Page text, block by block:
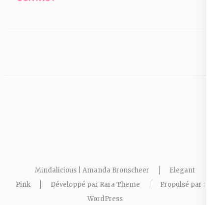
Mindalicious | Amanda Bronscheer
Elegant
Pink
Développé par Rara Theme
Propulsé par :
WordPress